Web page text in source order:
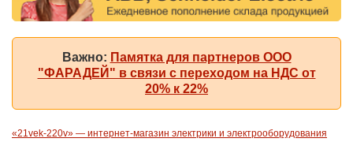
Важно: Памятка для партнеров ООО
"ФАРАДЕЙ" в связи с переходом на НДС от
20% к 22%
«21vek-220v» — интернет-магазин электрики и электрооборудования